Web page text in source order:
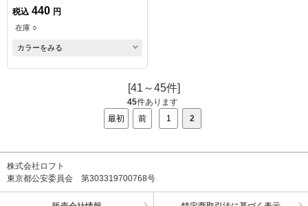
税込 440 円
在庫 ○
カラーをみる
[41～45件]
45件あります
最初
前 1 2
株式会社ロフト
東京都公安委員会 第303319700768号